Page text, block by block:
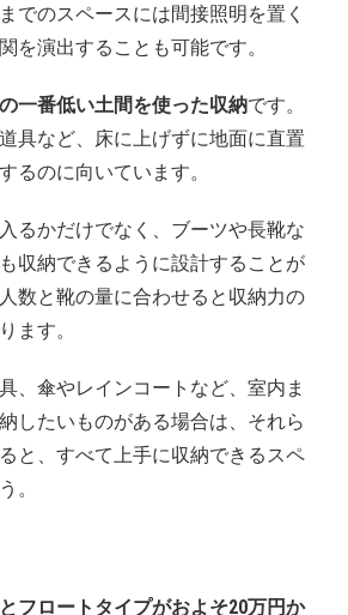
でのスペースには間接照明を置く
を演出することも可能です。
一番低い土間を使った収納です。
具など、床に上げずに地面に直置
るのに向いています。
るかだけでなく、ブーツや長靴な
収納できるように設計することが
数と靴の量に合わせると収納力の
ます。
、傘やレインコートなど、室内ま
したいものがある場合は、それら
と、すべて上手に収納できるスペ
。
フロートタイプがおよそ20万円か